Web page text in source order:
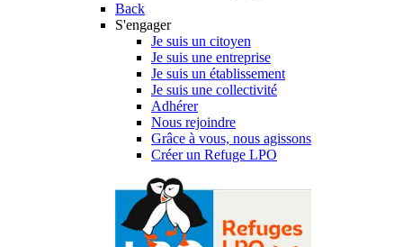
Back
S'engager
Je suis un citoyen
Je suis une entreprise
Je suis un établissement
Je suis une collectivité
Adhérer
Nous rejoindre
Grâce à vous, nous agissons
Créer un Refuge LPO